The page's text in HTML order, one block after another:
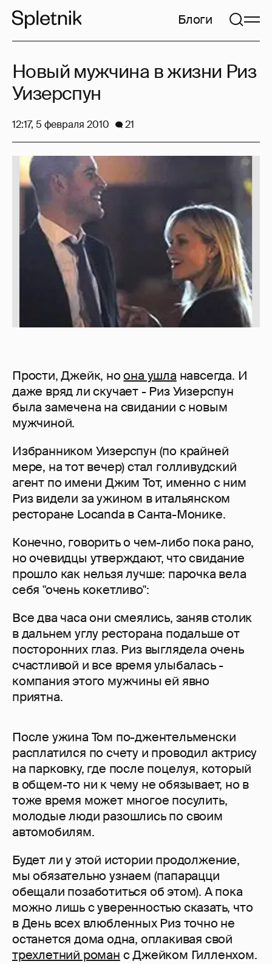
Блоги
Прости, Джейк, ноона ушла навсегда. И
даже вряд ли скучает - Риз Уизерспун
была замечена на свидании с новым
мужчиной.
Избранником Уизерспун (по крайней
мере, на тот вечер) стал голливудский
агент по имени Джим Тот, именно с ним
Риз видели за ужином в итальянском
ресторане Locanda в Санта-Монике.
Конечно, говорить о чем-либо пока рано,
но очевидцы утверждают, что свидание
прошло как нельзя лучше: парочка вела
себя "очень кокетливо":
Все два часа они смеялись, заняв столик
в дальнем углу ресторана подальше от
посторонних глаз. Риз выглядела очень
счастливой и все время улыбалась -
компания этого мужчины ей явно
приятна.
После ужина Том по-джентельменски
расплатился по счету и проводил актрису
на парковку, где после поцелуя, который
в общем-то ни к чему не обязывает, но в
тоже время может многое посулить,
молодые люди разошлись по своим
автомобилям.
Будет ли у этой истории продолжение,
мы обязательно узнаем (папарацци
обещали позаботиться об этом). А пока
можно лишь с уверенностью сказать, что
в День всех влюбленных Риз точно не
останется дома одна, оплакивая свой
трехлетний роман с Джейком Гилленхом.
Новый мужчина в жизни Риз
Уизерспун
12:17, 5 февраля 2010 21